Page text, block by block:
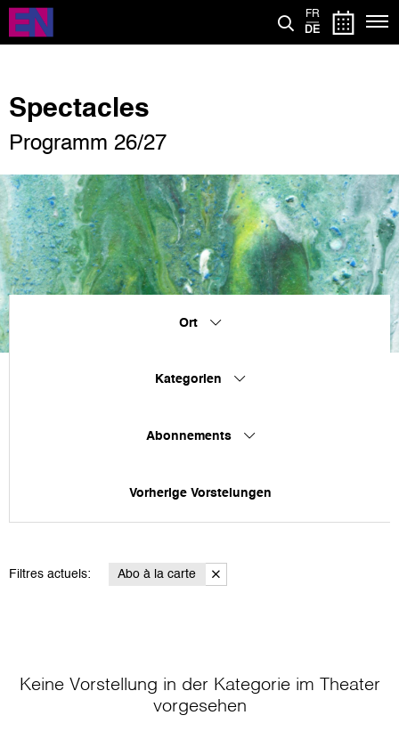
Direkt
zum
Inhalt
FR
DE
Spectacles
Programm 26/27
Ort
Kategorien
Abonnements
Vorherige Vorstelungen
Filtres actuels: Abo à la carte
Keine Vorstellung in der Kategorie im Theater
vorgesehen